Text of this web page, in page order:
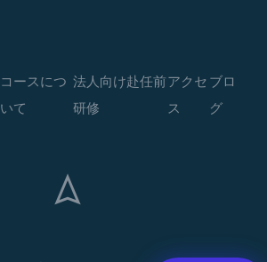
コースにつ
いて
法人向け赴任前
研修
アクセ
ス
ブロ
グ